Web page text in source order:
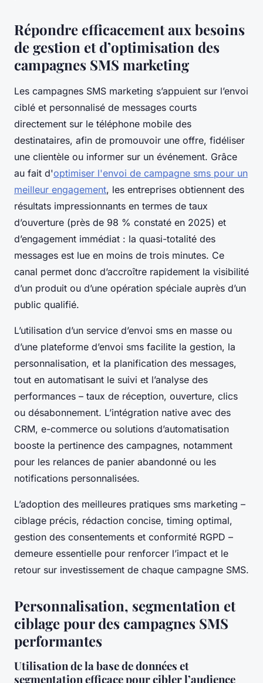
Répondre efficacement aux besoins
de gestion et d’optimisation des
campagnes SMS marketing
Les campagnes SMS marketing s’appuient sur l’envoi
ciblé et personnalisé de messages courts
directement sur le téléphone mobile des
destinataires, afin de promouvoir une offre, fidéliser
une clientèle ou informer sur un événement. Grâce
au fait d'optimiser l'envoi de campagne sms pour un
meilleur engagement, les entreprises obtiennent des
résultats impressionnants en termes de taux
d’ouverture (près de 98 % constaté en 2025) et
d’engagement immédiat : la quasi-totalité des
messages est lue en moins de trois minutes. Ce
canal permet donc d’accroître rapidement la visibilité
d’un produit ou d’une opération spéciale auprès d’un
public qualifié.
L’utilisation d’un service d’envoi sms en masse ou
d’une plateforme d’envoi sms facilite la gestion, la
personnalisation, et la planification des messages,
tout en automatisant le suivi et l’analyse des
performances – taux de réception, ouverture, clics
ou désabonnement. L’intégration native avec des
CRM, e-commerce ou solutions d’automatisation
booste la pertinence des campagnes, notamment
pour les relances de panier abandonné ou les
notifications personnalisées.
L’adoption des meilleures pratiques sms marketing –
ciblage précis, rédaction concise, timing optimal,
gestion des consentements et conformité RGPD –
demeure essentielle pour renforcer l’impact et le
retour sur investissement de chaque campagne SMS.
Personnalisation, segmentation et
ciblage pour des campagnes SMS
performantes
Utilisation de la base de données et
segmentation efficace pour cibler l’audience